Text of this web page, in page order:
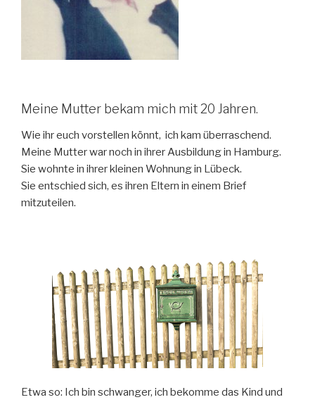
Meine Mutter bekam mich mit 20 Jahren.
Wie ihr euch vorstellen könnt, ich kam überraschend.
Meine Mutter war noch in ihrer Ausbildung in Hamburg.
Sie wohnte in ihrer kleinen Wohnung in Lübeck.
Sie entschied sich, es ihren Eltern in einem Brief
mitzuteilen.
Etwa so: Ich bin schwanger, ich bekomme das Kind und